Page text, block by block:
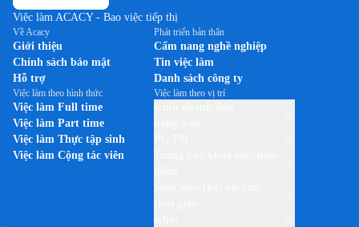
Việc làm ACACY - Bao việc tiếp thị
Về Acacy
Giới thiệu
Chính sách bảo mật
Hỗ trợ
Phát triển bản thân
Cẩm nang nghề nghiệp
Tin việc làm
Danh sách công ty
Việc làm theo hình thức
Việc làm Full time
Việc làm Part time
Việc làm Thực tập sinh
Việc làm Cộng tác viên
Việc làm theo vị trí